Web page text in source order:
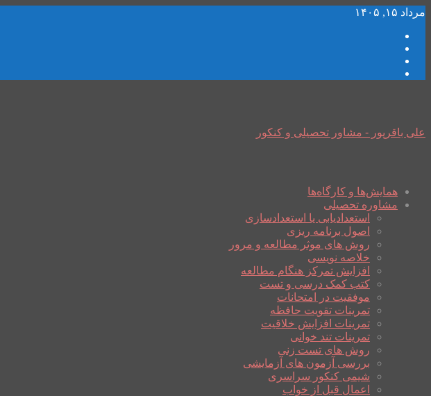
مرداد ۱۵, ۱۴۰۵
علی باقرپور - مشاور تحصیلی و کنکور
همایش‌ها و کارگاه‌ها
مشاوره تحصیلی
استعدادیابی یا استعدادسازی
اصول برنامه ریزی
روش های موثر مطالعه و مرور
خلاصه نویسی
افزایش تمرکز هنگام مطالعه
کتب کمک درسی و تست
موفقیت در امتحانات
تمرینات تقویت حافظه
تمرینات افزایش خلاقیت
تمرینات تند خوانی
روش های تست زنی
بررسی آزمون های آزمایشی
شیمی کنکور سراسری
اعمال قبل از خواب